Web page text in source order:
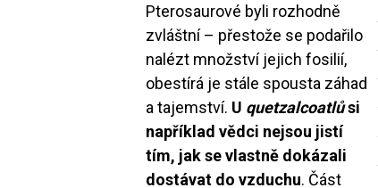
Pterosaurové byli rozhodně
zvláštní – přestože se podařilo
nalézt množství jejich fosilií,
obestírá je stále spousta záhad
a tajemství. U quetzalcoatlůsi
například vědci nejsou jistí
tím, jak se vlastně dokázali
dostávat do vzduchu. Část